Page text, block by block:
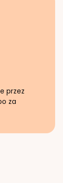
przez
za